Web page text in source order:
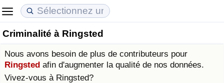
Criminalité à Ringsted
Nous avons besoin de plus de contributeurs pour
Ringsted afin d'augmenter la qualité de nos données.
Vivez-vous à Ringsted?
Coût de la vie
Indice du Coût de la Vie (Actuel)
Prix de l'immobilier
Indice des Prix de l'immobilier (Actuel)
Qualité de Vie
Indice de Qualité de Vie